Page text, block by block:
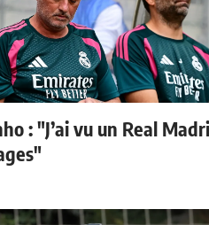
: "J’ai vu un Real